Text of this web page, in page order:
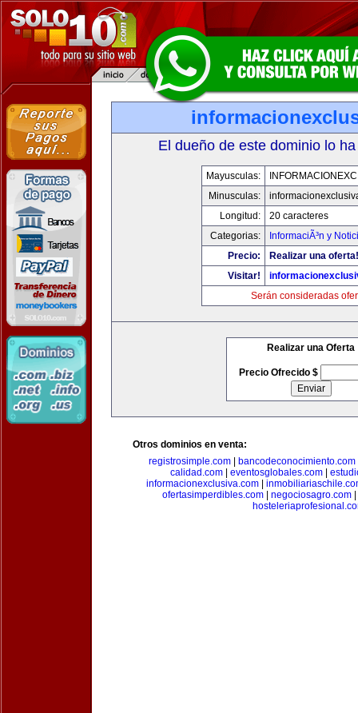
El dueño de este dominio lo
Mayusculas:
Minusculas:
Longitud:
20 caracteres
Categorias:
InformaciÃ³n y
Precio:
Realizar una oferta!
Visitar!
Serán consideradas
Realizar una Oferta
Precio Ofrecido $
Otros dominios en venta:
registrosimple.com
bancodeconocimiento.com
calidad.com
eventosglobales.com
informacionexclusiva.com|
ofertasimperdibles.com
negociosagro.com